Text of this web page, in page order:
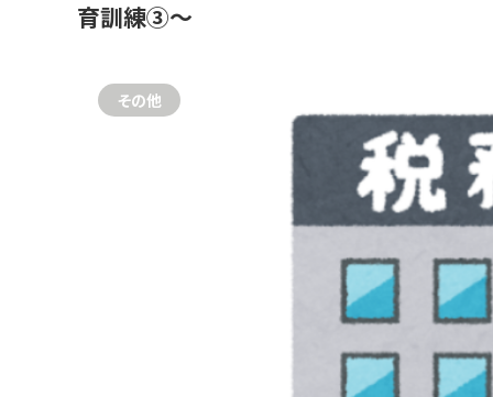
育訓練③～
その他